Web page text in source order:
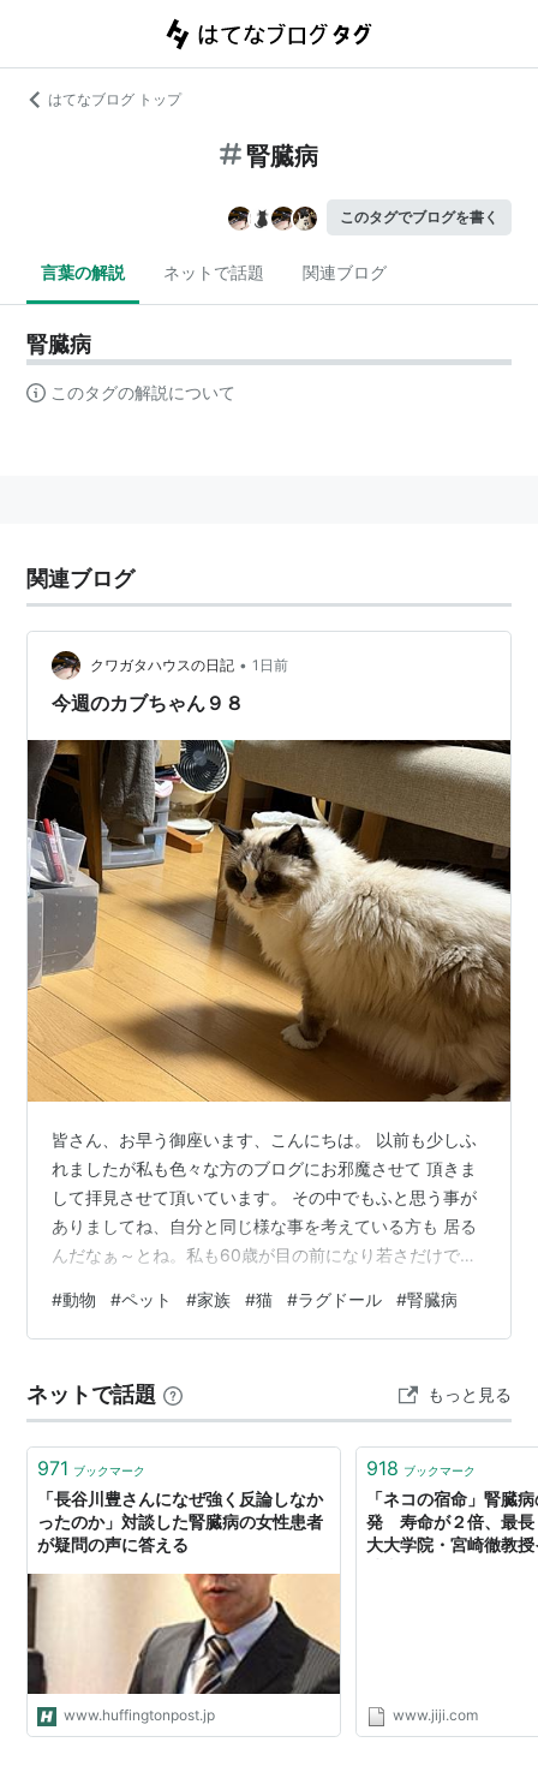
はてなブログ トップ
腎臓病
このタグでブログを書く
言葉の解説 ネットで話題 関連ブログ
腎臓病
このタグの解説について
関連ブログ
クワガタハウスの日記 • 1日前
今週のカブちゃん９８
皆さん、お早う御座います、こんにちは。 以前も少しふ
れましたが私も色々な方のブログにお邪魔させて 頂きま
して拝見させて頂いています。 その中でもふと思う事が
ありましてね、自分と同じ様な事を考えている方も 居る
んだなぁ～とね。私も60歳が目の前になり若さだけでは
の話を致しますが私の父親は私が17歳に時に 病死しまし
て、そこから私が父親の代わりといいますか？親のやっ
彼岸、正月挨拶）それが親父との約束、 私は一人っ子で
したので全てが私に乗り掛かりました その時代は長男
が・・・と言う風潮が強くありま…
#動物 #ペット #家族 #猫 #ラグドール #腎臓病
ネットで話題 もっと見る
971 ブックマーク
「長谷川豊さんになぜ強く反論しなか
ったのか」対談した腎臓病の女性患者
が疑問の声に答える
www.huffingtonpost.jp
918 ブックマーク
「ネコの宿命」腎臓
発 寿命が２倍、最
大大学院・宮崎徹教
www.jiji.com